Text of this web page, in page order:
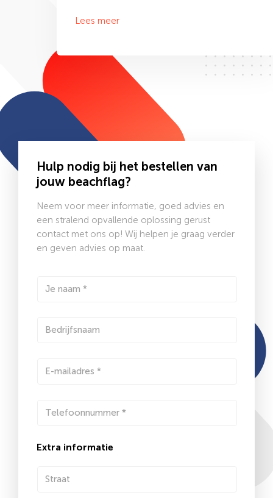
Lees meer
Hulp nodig bij het bestellen van
jouw beachflag?
Neem voor meer informatie, goed advies en
een stralend opvallende oplossing gerust
contact met ons op! Wij helpen je graag verder
en geven advies op maat.
Extra informatie